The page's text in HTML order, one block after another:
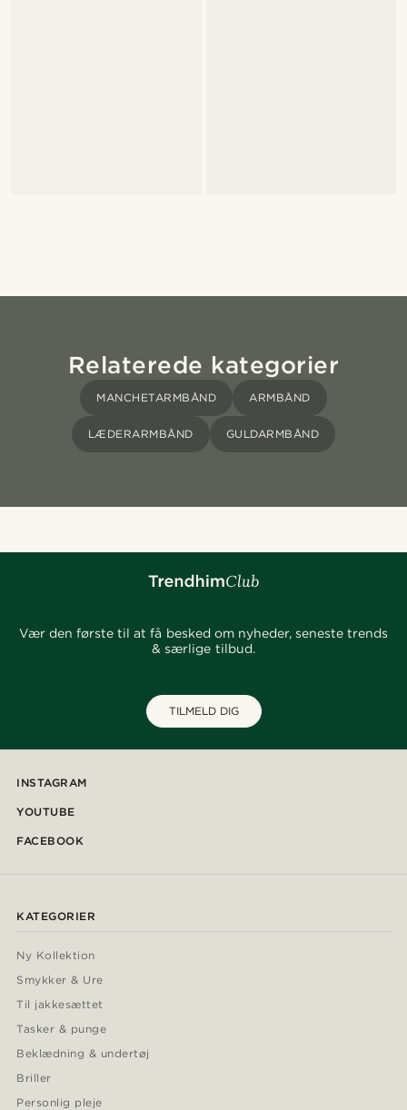
Relaterede kategorier
MANCHETARMBÅND ARMBÅND
LÆDERARMBÅND GULDARMBÅND
Vær den første til at få besked om nyheder, seneste trends
& særlige tilbud.
TILMELD DIG
INSTAGRAM
YOUTUBE
FACEBOOK
KATEGORIER
Ny Kollektion
Smykker & Ure
Til jakkesættet
Tasker & punge
Beklædning & undertøj
Briller
Personlig pleje